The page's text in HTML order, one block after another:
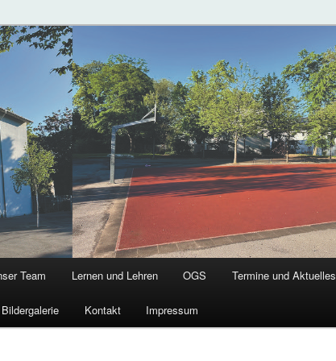
Team Lernen und Lehren OGS Termine und Aktuelles
Bildergalerie Kontakt Impressum